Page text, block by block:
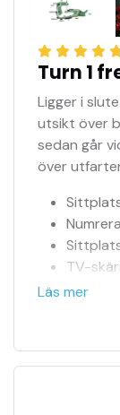
Turn 1
Ligger i
utsikt över
sedan går
över
TV-
Officiell
F1
Läs mer